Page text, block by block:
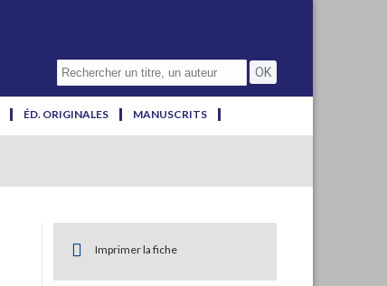
ÉD. ORIGINALES
MANUSCRITS
Imprimer la fiche